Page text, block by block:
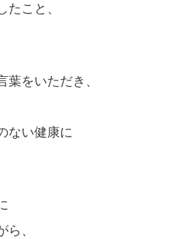
たこと、
葉をいただき、
ない健康に
、